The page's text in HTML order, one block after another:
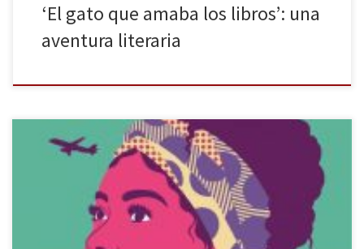
‘El gato que amaba los libros’: una
aventura literaria
Grijalbo publica Hija del camino de Lucía Asué Mbomío Rubio. Las
corrientes de pensamiento hacen referencia al miedo que les da
a las personas lo nuevo, lo diferente. No encajar en un lugar
puede ser algo sencillo de decir, pero no de vivir. Forjar tu